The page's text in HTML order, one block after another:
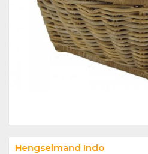
Hengselmand Indo